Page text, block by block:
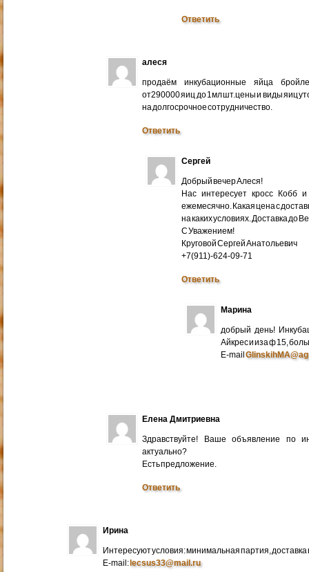
Ответить
алеся
продаём инкубационные яйца
от290000 яиц до 1мл шт.цены и виды яиц
на долгосрочное сотрудничество.
Ответить
Сергей
Добрый вечер Алеся!
Нас интересует кросс Кобб
ежемесячно. Какая цена с
на каких условиях. Доставка до
С Уважением!
Круговой Сергей Анатольевич
+7(911)-624-09-71
Ответить
Марина
добрый день!
Айкрес и иза ф 15,
E-mail
Елена Дмитриевна
Здравствуйте! Ваше объявление по
актуально?
Есть предложение.
Ответить
Ирина
Интересуют условия: минимальная партия, доставка
E-mail:lecsus33@mail.ru